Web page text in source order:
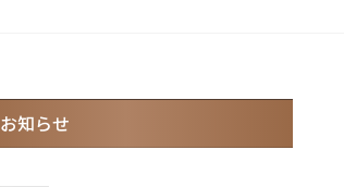
お知らせ